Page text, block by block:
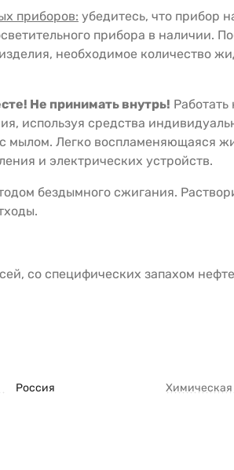
приборов: убедитесь, что прибор
прибора в наличии.
необходимое количество
Не принимать внутрь!
используя средства
Легко воспламеняющаяся
и электрических устройств.
бездымного сжигания.
со специфических запахом
Россия